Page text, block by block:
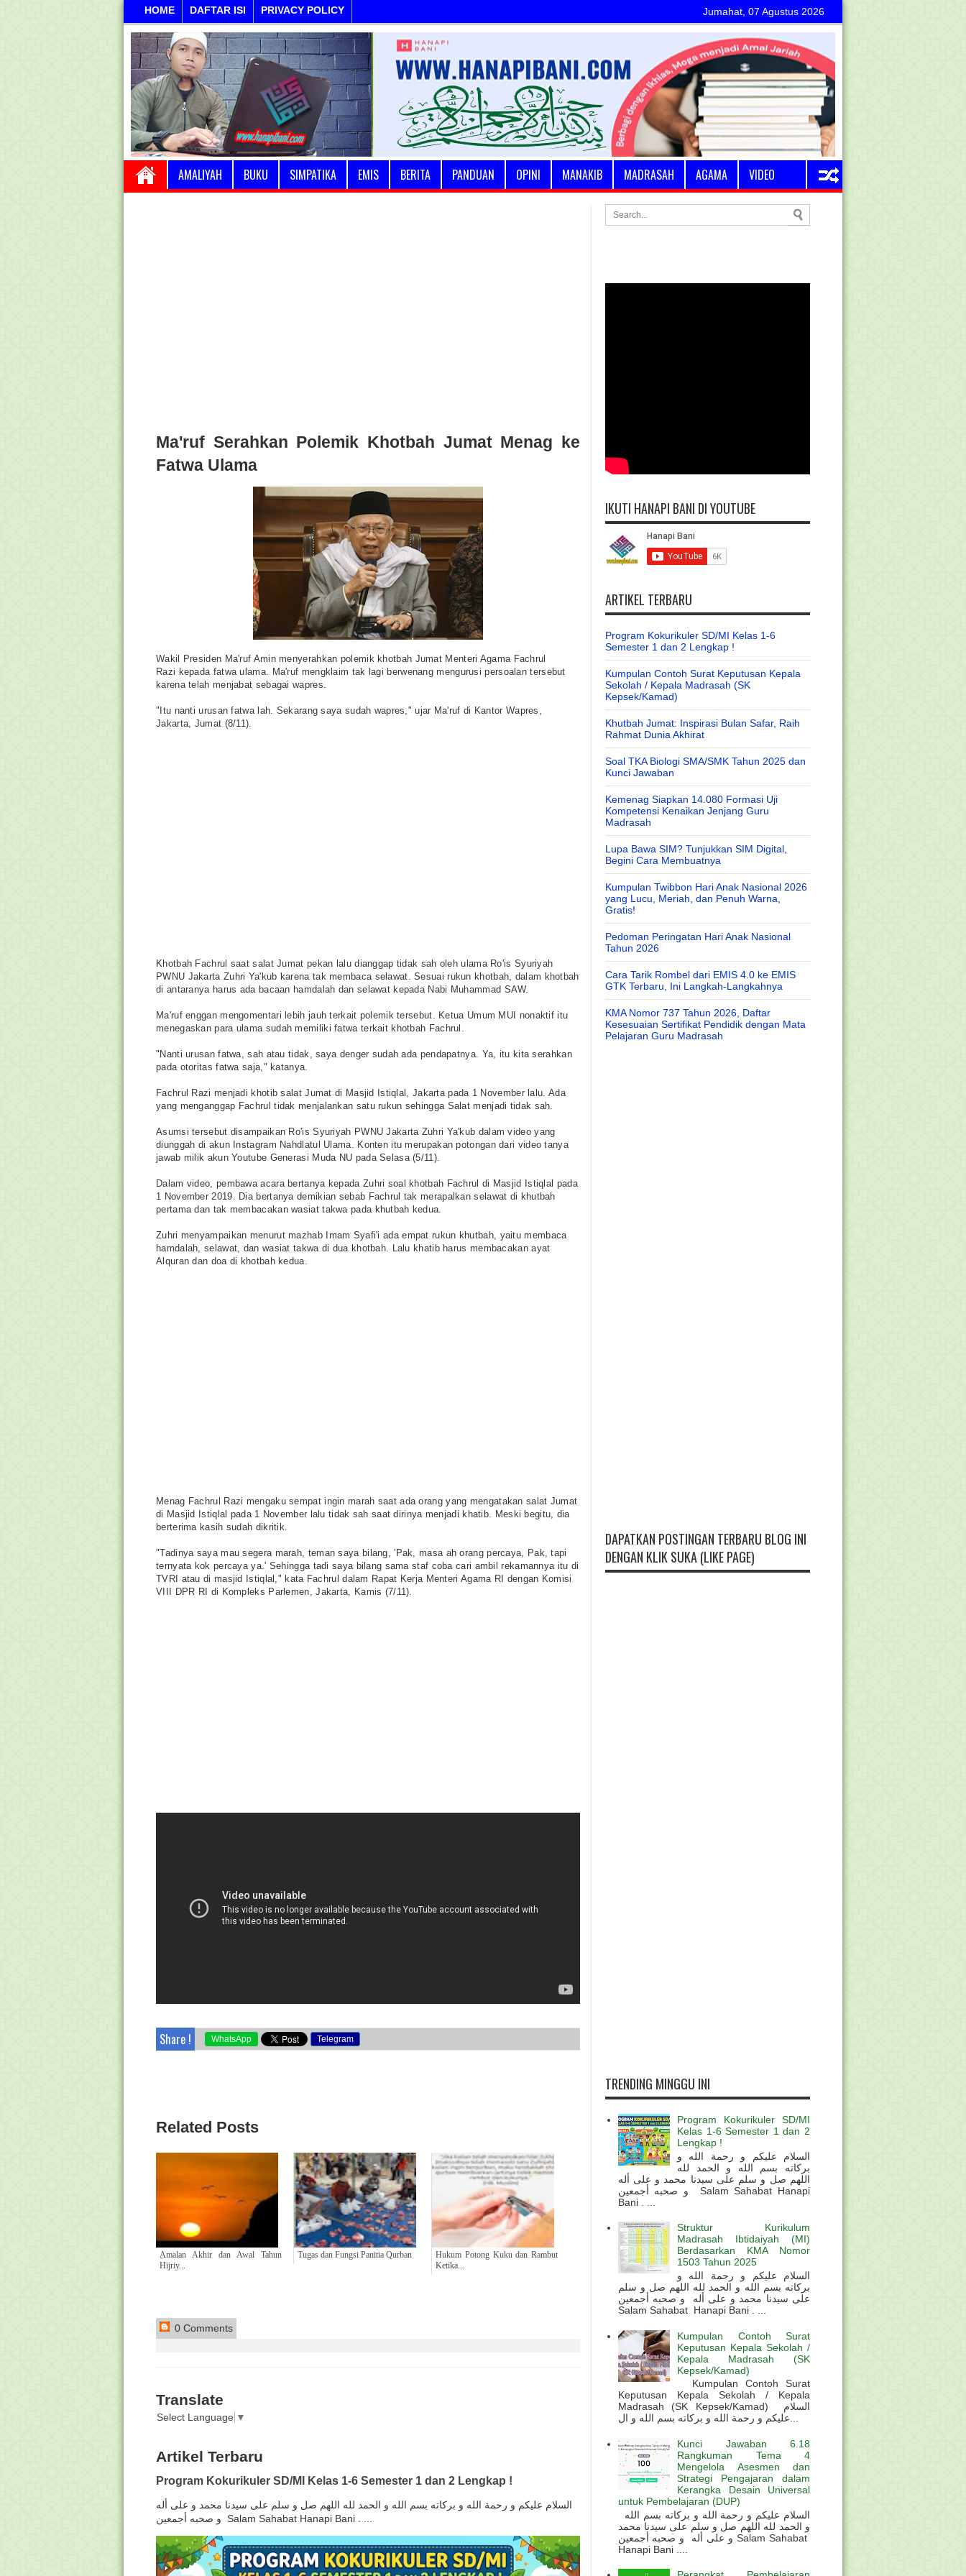
HOME DAFTAR ISI PRIVACY POLICY Jumahat, 07 Agustus 2026
AMALIYAH BUKU SIMPATIKA EMIS BERITA PANDUAN OPINI MANAKIB MADRASAH AGAMA VIDEO
Ma'ruf Serahkan Polemik Khotbah Jumat Menag ke
Fatwa Ulama
Wakil Presiden Ma'ruf Aminmenyerahkan polemik khotbah Jumat Menteri Agama Fachrul
Razi kepada fatwa ulama. Ma'ruf mengklaim tak lagi berwenang mengurusi persoalan tersebut
karena telah menjabat sebagai wapres.
"Itu nanti urusan fatwa lah. Sekarang saya sudah wapres," ujar Ma'ruf di Kantor Wapres,
Jakarta, Jumat (8/11).
Khotbah Fachrul saat salat Jumat pekan lalu dianggap tidak sah oleh ulama Ro'is Syuriyah
PWNU Jakarta Zuhri Ya'kub karena tak membaca selawat. Sesuai rukun khotbah, dalam khotbah
di antaranya harus ada bacaan hamdalah dan selawat kepada Nabi Muhammad SAW.
Ma'ruf enggan mengomentari lebih jauh terkait polemik tersebut. Ketua Umum MUI nonaktif itu
menegaskan para ulama sudah memiliki fatwa terkait khotbah Fachrul.
"Nanti urusan fatwa, sah atau tidak, saya denger sudah ada pendapatnya. Ya, itu kita serahkan
pada otoritas fatwa saja," katanya.
Fachrul Razi menjadi khotib salat Jumat di Masjid Istiqlal, Jakarta pada 1 November lalu. Ada
yang menganggap Fachrul tidak menjalankan satu rukun sehingga Salat menjadi tidak sah.
Asumsi tersebut disampaikan Ro'is Syuriyah PWNU Jakarta Zuhri Ya'kub dalam video yang
diunggah di akun Instagram Nahdlatul Ulama. Konten itu merupakan potongan dari video tanya
jawab milik akun Youtube Generasi Muda NU pada Selasa (5/11).
Dalam video, pembawa acara bertanya kepada Zuhri soal khotbah Fachrul di Masjid Istiqlal pada
1 November 2019. Dia bertanya demikian sebab Fachrul tak merapalkan selawat di khutbah
pertama dan tak membacakan wasiat takwa pada khutbah kedua.
Zuhri menyampaikan menurut mazhab Imam Syafi'i ada empat rukun khutbah, yaitu membaca
hamdalah, selawat, dan wasiat takwa di dua khotbah. Lalu khatib harus membacakan ayat
Alquran dan doa di khotbah kedua.
Menag Fachrul Razi mengaku sempat ingin marah saat ada orang yang mengatakan salat Jumat
di Masjid Istiqlal pada 1 November lalu tidak sah saat dirinya menjadi khatib. Meski begitu, dia
berterima kasih sudah dikritik.
"Tadinya saya mau segera marah, teman saya bilang, 'Pak, masa ah orang percaya, Pak, tapi
ternyata kok percaya ya.' Sehingga tadi saya bilang sama staf coba cari ambil rekamannya itu di
TVRI atau di masjid Istiqlal," kata Fachrul dalam Rapat Kerja Menteri Agama RI dengan Komisi
VIII DPR RI di Kompleks Parlemen, Jakarta, Kamis (7/11).
Share ! WhatsApp Telegram
Related Posts
ِAmalan Akhir dan Awal Tahun
Hijriy...
Tugas dan Fungsi Panitia Qurban
Hukum Potong Kuku dan Rambut
Ketika...
0 Comments
Translate
Select Language ▼
Artikel Terbaru
Program Kokurikuler SD/MI Kelas 1-6 Semester 1 dan 2 Lengkap !
السلام عليكم و رحمة الله و بركاته بسم الله و الحمد لله اللهم صل و سلم على سيدنا محمد و على أله
و صحبه أجمعين Salam Sahabat Hanapi Bani . ...
IKUTI HANAPI BANI DI YOUTUBE
ARTIKEL TERBARU
Program Kokurikuler SD/MI Kelas 1-6
Semester 1 dan 2 Lengkap !
Kumpulan Contoh Surat Keputusan Kepala
Sekolah / Kepala Madrasah (SK
Kepsek/Kamad)
Khutbah Jumat: Inspirasi Bulan Safar, Raih
Rahmat Dunia Akhirat
Soal TKA Biologi SMA/SMK Tahun 2025 dan
Kunci Jawaban
Kemenag Siapkan 14.080 Formasi Uji
Kompetensi Kenaikan Jenjang Guru
Madrasah
Lupa Bawa SIM? Tunjukkan SIM Digital,
Begini Cara Membuatnya
Kumpulan Twibbon Hari Anak Nasional 2026
yang Lucu, Meriah, dan Penuh Warna,
Gratis!
Pedoman Peringatan Hari Anak Nasional
Tahun 2026
Cara Tarik Rombel dari EMIS 4.0 ke EMIS
GTK Terbaru, Ini Langkah-Langkahnya
KMA Nomor 737 Tahun 2026, Daftar
Kesesuaian Sertifikat Pendidik dengan Mata
Pelajaran Guru Madrasah
DAPATKAN POSTINGAN TERBARU BLOG INI
DENGAN KLIK SUKA (LIKE PAGE)
TRENDING MINGGU INI
Program Kokurikuler SD/MI
Kelas 1-6 Semester 1 dan 2
Lengkap !
السلام عليكم و رحمة الله و
بركاته بسم الله و الحمد لله
اللهم صل و سلم على سيدنا محمد و على أله
و صحبه أجمعين Salam Sahabat Hanapi
Bani . ...
Struktur Kurikulum
Madrasah Ibtidaiyah (MI)
Berdasarkan KMA Nomor
1503 Tahun 2025
السلام عليكم و رحمة الله و
بركاته بسم الله و الحمد لله اللهم صل و سلم
على سيدنا محمد و على أله و صحبه أجمعين
Salam Sahabat Hanapi Bani . ...
Kumpulan Contoh Surat
Keputusan Kepala Sekolah /
Kepala Madrasah (SK
Kepsek/Kamad)
Kumpulan Contoh Surat
Keputusan Kepala Sekolah / Kepala
Madrasah (SK Kepsek/Kamad) السلام
عليكم و رحمة الله و بركاته بسم الله و ال...
Kunci Jawaban 6.18
Rangkuman Tema 4
Mengelola Asesmen dan
Strategi Pengajaran dalam
Kerangka Desain Universal
untuk Pembelajaran (DUP)
و الحمد لله اللهم صل و سلم على سيدنا محمد
و على أله و صحبه أجمعين Salam Sahabat
Hanapi Bani ....